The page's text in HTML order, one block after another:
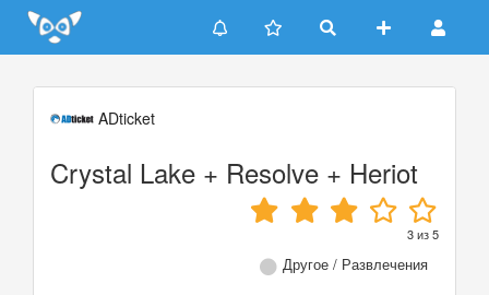
Update cookies preferences
ADticket
Crystal Lake + Resolve + Heriot
3из5
Другое / Развлечения